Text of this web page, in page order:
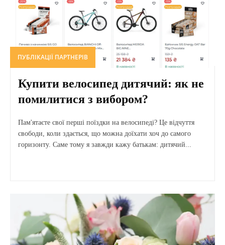
ПУБЛІКАЦІЇ ПАРТНЕРІВ
Купити велосипед дитячий: як не
помилитися з вибором?
Пам'ятаєте свої перші поїздки на велосипеді? Це відчуття
свободи, коли здається, що можна доїхати хоч до самого
горизонту. Саме тому я завжди кажу батькам: дитячий...